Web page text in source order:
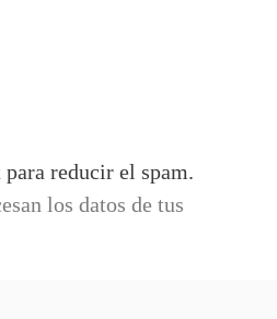
reducir el spam.
los datos de tus